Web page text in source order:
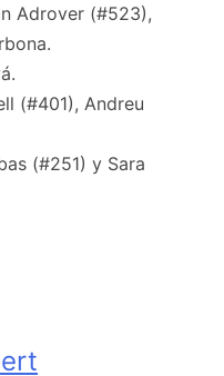
Adrover (#523),
(#401), Andreu
(#251) y Sara